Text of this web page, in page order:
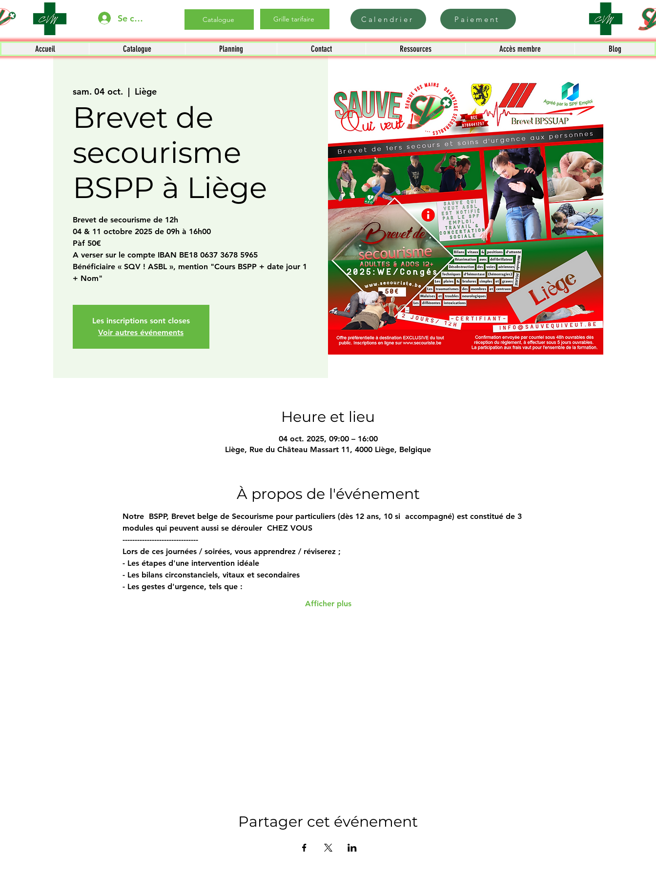
Se connecter Catalogue Grille tarifaire Calendrier Paiement
Accueil Catalogue Planning Contact Ressources Accès membre Blog
sam. 04 oct.
  |
Liège
Brevet de
secourisme
BSPP à Liège
Brevet de secourisme de 12h
04 & 11 octobre 2025 de 09h à 16h00
Pàf 50€
A verser sur le compte IBAN BE18 0637 3678 5965
Bénéficiaire « SQV ! ASBL », mention "Cours BSPP + date jour 1
+ Nom"
Les inscriptions sont closes
Voir autres événements
Heure et lieu
04 oct. 2025, 09:00 – 16:00
Liège, Rue du Château Massart 11, 4000 Liège, Belgique
À propos de l'événement
Notre  BSPP, Brevet belge de Secourisme pour particuliers (dès 12 ans, 10 si  accompagné) est constitué de 3
modules qui peuvent aussi se dérouler  CHEZ VOUS
-------------------------------
Lors de ces journées / soirées, vous apprendrez / réviserez ;
- Les étapes d'une intervention idéale
- Les bilans circonstanciels, vitaux et secondaires
- Les gestes d'urgence, tels que :
Afficher plus
Partager cet événement